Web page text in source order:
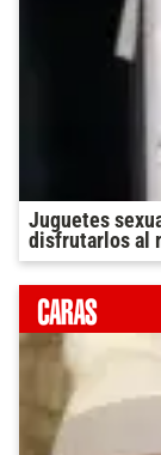
Juguetes
disfrutarlos al